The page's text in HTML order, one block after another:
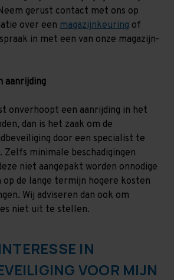
gerust contact met ons op
over een magazijnkeuring of
in met een van onze magazijn-
aanrijding
onverhoopt een aanrijding in het
dan is het zaak om de
door een specialist te
minimale beschadigingen
niet aangepakt worden onnodige
op de lange termijn hogere kosten
Wij adviseren dan ook om
niet uit te stellen.
IN
VOOR MIJN